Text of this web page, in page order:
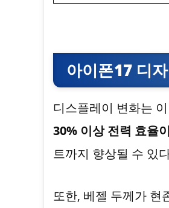
아이폰17 디
디스플레이 변화는
30% 이상 전력 효율
트까지 향상될 수 있
또한, 베젤 두께가 현